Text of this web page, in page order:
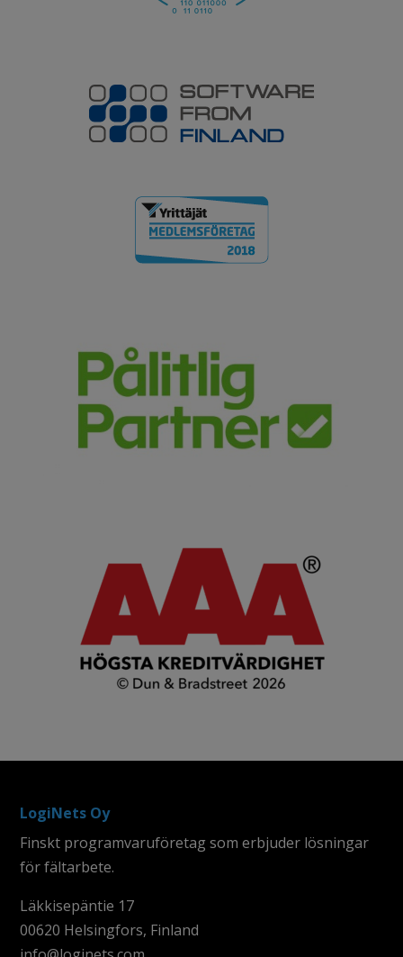
LogiNets Oy
Finskt programvaruföretag som erbjuder lösningar
för fältarbete.
Läkkisepäntie 17
00620 Helsingfors, Finland